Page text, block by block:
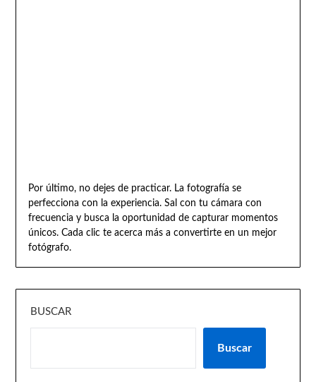
Por último, no dejes de practicar. La fotografía se
perfecciona con la experiencia. Sal con tu cámara con
frecuencia y busca la oportunidad de capturar momentos
únicos. Cada clic te acerca más a convertirte en un mejor
fotógrafo.
BUSCAR
Buscar